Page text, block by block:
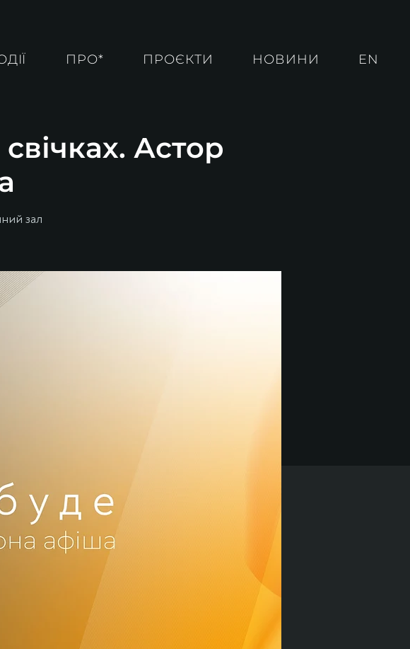
ПРО* ПРОЄКТИ НОВИНИ EN
Астор
зал